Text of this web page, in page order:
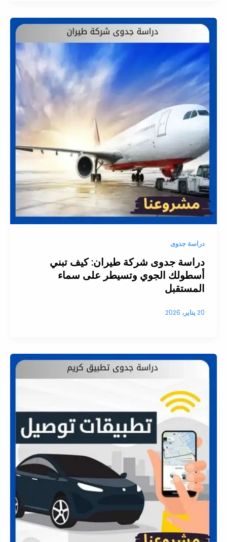
دراسة جدوى
دراسة جدوى شركة طيران: كيف تبني
أسطولك الجوي وتسيطر على سماء
المستقبل
20 يناير، 2026